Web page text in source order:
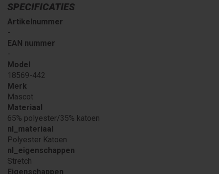
SPECIFICATIES
Artikelnummer
-
EAN nummer
-
Model
18569-442
Merk
Mascot
Materiaal
65% polyester/35% katoen
nl_materiaal
Polyester Katoen
nl_eigenschappen
Stretch
Eigenschappen